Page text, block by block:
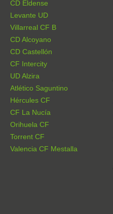
CD Eldense
Levante UD
Villarreal CF B
CD Alcoyano
CD Castellón
CF Intercity
UD Alzira
Atlético Saguntino
Hércules CF
CF La Nucía
Orihuela CF
Torrent CF
Valencia CF Mestalla